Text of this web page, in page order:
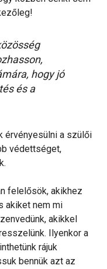
hogy jó
és a
érvényesülni a szülői
védettséget,
felelősök, akikhez
akiket nem mi
akikkel
Ilyenkor a
rájuk
bennük azt az